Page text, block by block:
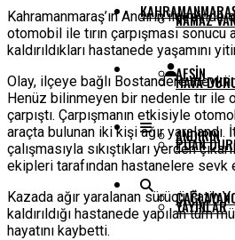
NAMAZ
HAVA
PUAN
YAYINLAR
AFŞIN
ANDIRIN
Kahramanmaraş’ın Andırın
otomobil ile tırın çarpışması sonucu
kaldırıldıkları hastanede yaşamını
Olay, ilçeye bağlı Bostandere
Henüz bilinmeyen bir nedenle tır ile
çarpıştı. Çarpışmanın etkisiyle
araçta bulunan iki kişi ağır
çalışmasıyla sıkıştıkları yerden
ekipleri tarafından hastanelere sevk
Kazada ağır yaralanan sürücü Fatih
kaldırıldığı hastanede yapılan tüm
hayatını kaybetti.